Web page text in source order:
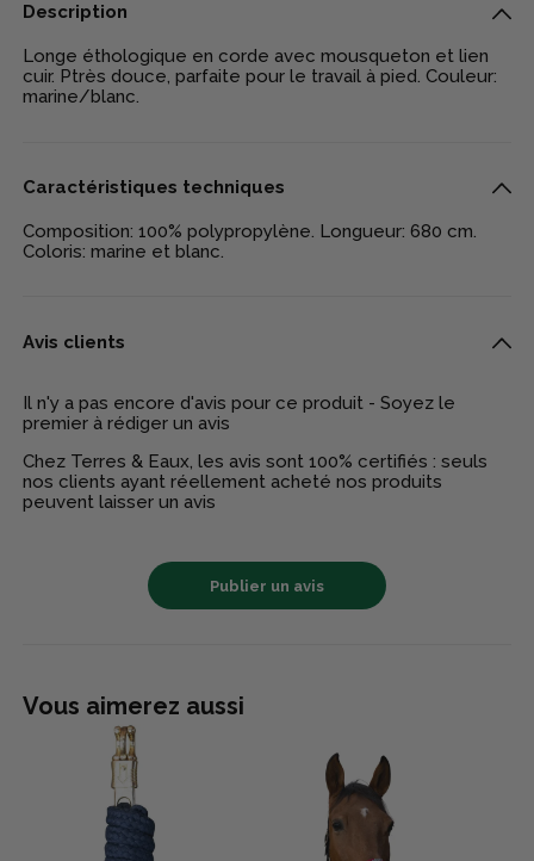
Description
Longe éthologique en corde avec mousqueton et lien
cuir. Ptrès douce, parfaite pour le travail à pied. Couleur:
marine/blanc.
Caractéristiques techniques
Composition: 100% polypropylène. Longueur: 680 cm.
Coloris: marine et blanc.
Avis clients
Il n'y a pas encore d'avis pour ce produit - Soyez le
premier à rédiger un avis
Chez Terres & Eaux, les avis sont 100% certifiés : seuls
nos clients ayant réellement acheté nos produits
peuvent laisser un avis
Publier un avis
Vous aimerez aussi